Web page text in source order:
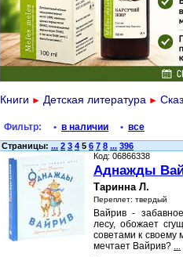
Книги ► Детская литература ►
Фильтр: • в наличии • все
Страницы: ... 2 3 4 5 6 7 8 ... 396
Код: 06866338
Аднажды
Таринна Л.
Переплет: твердый
Вайрив -
лесу, обожает
советами к своему
мечтает Вайрив? ...